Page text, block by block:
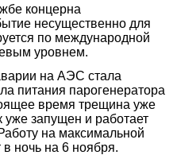
концерна
несущественно для
по международной
уровнем.
на АЭС стала
питания парогенератора
время трещина уже
уже запущен и работает
на максимальной
ночь на 6 ноября.